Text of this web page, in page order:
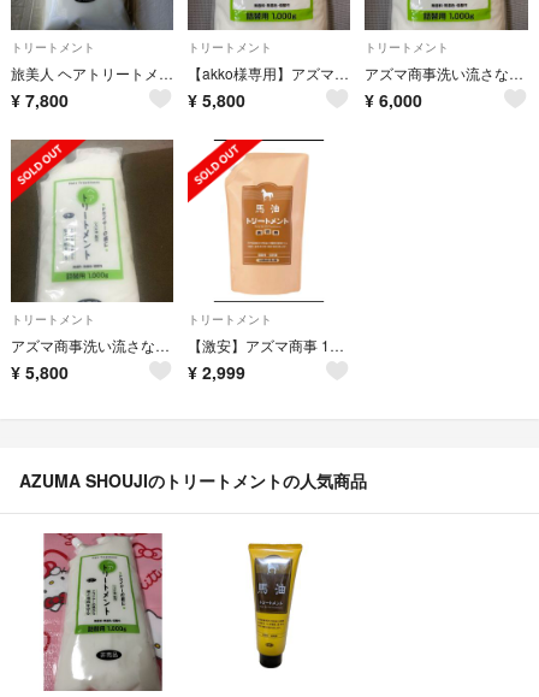
トリートメント
旅美人 ヘアトリートメント
¥ 7,800
トリートメント
【akko様専用】アズマ商事洗い流さないトリートメント1000ml
¥ 5,800
トリートメント
アズマ商事洗い流さないトリートメント1000ml
¥ 6,000
トリートメント
アズマ商事洗い流さないトリートメント1000ml
¥ 5,800
トリートメント
【激安】アズマ商事 1000m馬油トリートメント 詰め替え
¥ 2,999
AZUMA SHOUJIのトリートメントの人気商品